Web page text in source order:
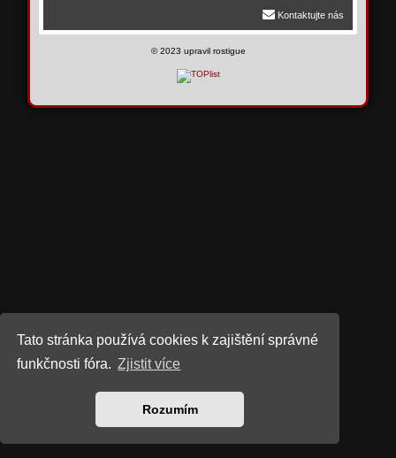
Tato stránka používá cookies k zajištění správné
funkčnosti fóra. Zjistit více
Rozumím
Kontaktujte nás
©2023 upravil rostigue